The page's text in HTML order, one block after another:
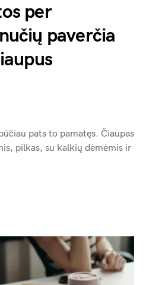
per
paverčia
pats to pamatęs. Čiaupas
pilkas, su kalkių dėmėmis ir